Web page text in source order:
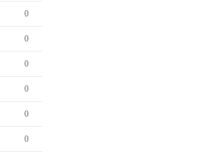
0
0
0
0
0
0